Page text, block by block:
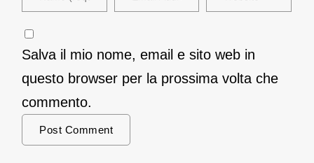
Salva il mio nome, email e sito web in
questo browser per la prossima volta che
commento.